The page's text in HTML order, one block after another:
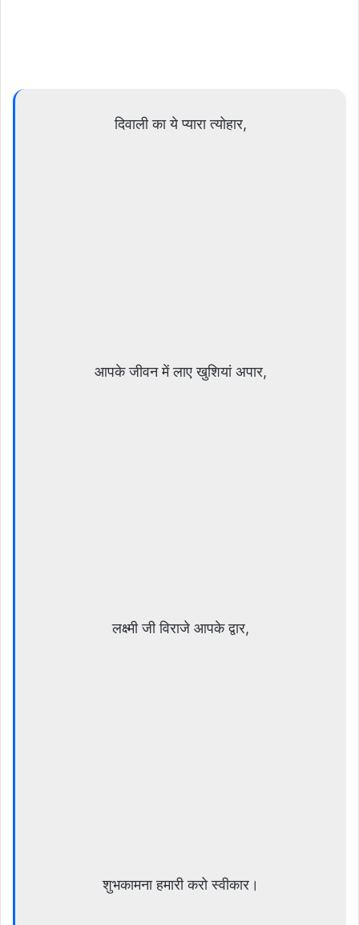
दिवाली का ये प्यारा त्योहार,
आपके जीवन में लाए खुशियां अपार,
लक्ष्मी जी विराजे आपके द्वार,
शुभकामना हमारी करो स्वीकार।